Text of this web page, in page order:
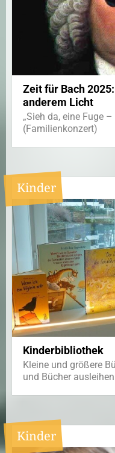
Zeit für Bach
anderem Licht
„Sieh da, eine Fuge
(Familienkonzert)
Kinder
Kinderbibliothek
Kleine und größere
und Bücher ausleihen
Kinder